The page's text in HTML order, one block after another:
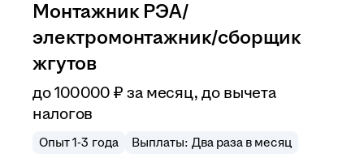
Монтажник РЭА/
электромонтажник/сборщик
жгутов
до100 000 ₽ за месяц, до вычета
налогов
Опыт 1-3 года Выплаты: Два раза в месяц